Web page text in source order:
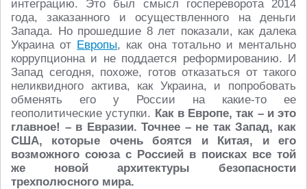
интеграцию. Это был смысл госпереворота 2014
года, заказанного и осуществленного на деньги
Запада. Но прошедшие 8 лет показали, как далека
Украина от Европы, как она тотально и ментально
коррупционна и не поддается реформированию. И
Запад сегодня, похоже, готов отказаться от такого
неликвидного актива, как Украина, и попробовать
обменять его у России на какие-то ее
геополитические уступки. Как в Европе, так – и это
главное! – в Евразии. Точнее – не так Запад, как
США, которые очень боятся и Китая, и его
возможного союза с Россией в поисках все той
же новой архитектуры безопасности
трехполюсного мира.